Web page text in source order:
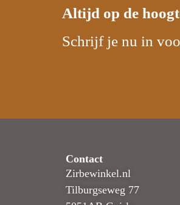
Altijd op de
Schrijf je nu in
Contact
Zirbewinkel.nl
Tilburgseweg 77